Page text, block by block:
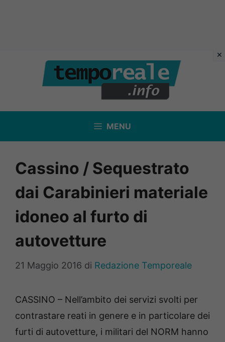
contenuto
MENU
Cassino / Sequestrato
dai Carabinieri materiale
idoneo al furto di
autovetture
21 Maggio 2016 di Redazione Temporeale
CASSINO – Nell’ambito dei servizi svolti per
contrastare reati in genere e in particolare dei
furti di autovetture, i militari del NORM hanno